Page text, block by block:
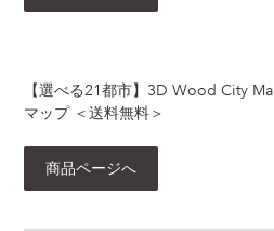
【選べる21都市】3D Wood City
マップ ＜送料無料＞
商品ページへ